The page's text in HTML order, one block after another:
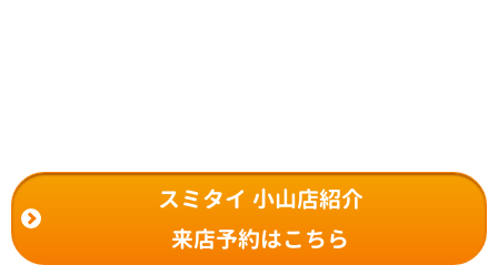
スミタイ 小山店紹介
来店予約はこちら